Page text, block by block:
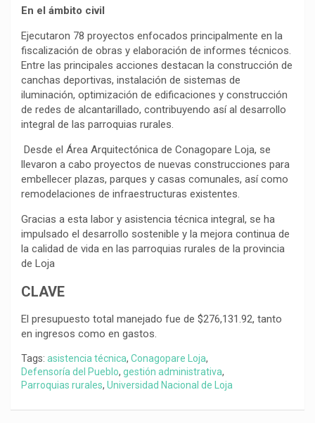
En el ámbito civil
Ejecutaron 78 proyectos enfocados principalmente en la
fiscalización de obras y elaboración de informes técnicos.
Entre las principales acciones destacan la construcción de
canchas deportivas, instalación de sistemas de
iluminación, optimización de edificaciones y construcción
de redes de alcantarillado, contribuyendo así al desarrollo
integral de las parroquias rurales.
Desde el Área Arquitectónica de Conagopare Loja, se
llevaron a cabo proyectos de nuevas construcciones para
embellecer plazas, parques y casas comunales, así como
remodelaciones de infraestructuras existentes.
Gracias a esta labor y asistencia técnica integral, se ha
impulsado el desarrollo sostenible y la mejora continua de
la calidad de vida en las parroquias rurales de la provincia
de Loja
CLAVE
El presupuesto total manejado fue de $276,131.92, tanto
en ingresos como en gastos.
Tags: asistencia técnica, Conagopare Loja,
Defensoría del Pueblo, gestión administrativa,
Parroquias rurales, Universidad Nacional de Loja